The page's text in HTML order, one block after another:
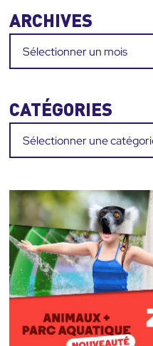
ARCHIVES
Archives
CATÉGORIES
Catégories